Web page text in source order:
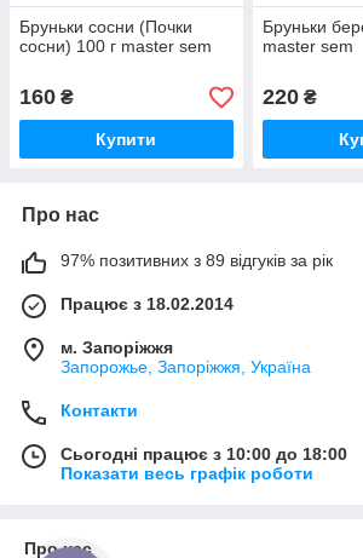
Бруньки сосни (Почки
сосни) 100 г master sem
160 ₴
Купити
Бруньки
master sem
220₴
Про нас
97% позитивних з 89 відгуків за рік
Працює з 18.02.2014
м. Запоріжжя
Запорожье, Запоріжжя, Україна
Контакти
Сьогодні працює з 10:00 до 18:00
Показати весь графік роботи
Про нас